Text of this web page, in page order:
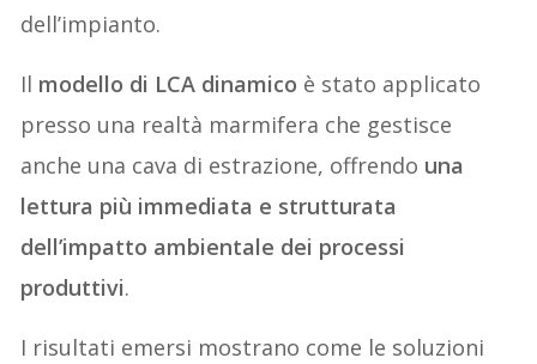
dell’impianto.
Il modello di LCA dinamico è stato applicato
presso una realtà marmifera che gestisce
anche una cava di estrazione, offrendo una
lettura più immediata e strutturata
dell’impatto ambientale dei processi
produttivi.
I risultati emersi mostrano come le soluzioni